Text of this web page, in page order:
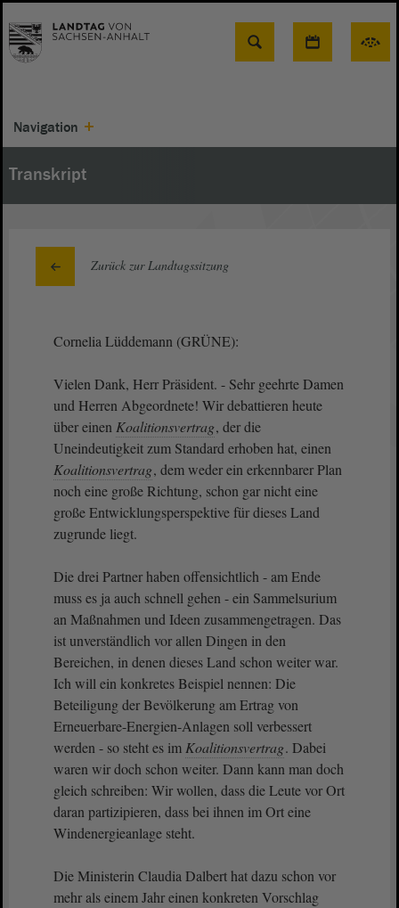
Suche
Navigation
Transkript
Zurück zur Landtagssitzung
Cornelia Lüddemann (GRÜNE):
Vielen Dank, Herr Präsident. - Sehr geehrte Damen
und Herren Abgeordnete! Wir debattieren heute
über einen Koalitionsvertrag, der die
Uneindeutigkeit zum Standard erhoben hat, einen
Koalitionsvertrag, dem weder ein erkennbarer Plan
noch eine große Richtung, schon gar nicht eine
große Entwicklungsperspektive für dieses Land
zugrunde liegt.
Die drei Partner haben offensichtlich - am Ende
muss es ja auch schnell gehen - ein Sammelsurium
an Maßnahmen und Ideen zusammengetragen. Das
ist unverständlich vor allen Dingen in den
Bereichen, in denen dieses Land schon weiter war.
Ich will ein konkretes Beispiel nennen: Die
Beteiligung der Bevölkerung am Ertrag von
Erneuerbare-Energien-Anlagen soll verbessert
werden - so steht es im Koalitionsvertrag. Dabei
waren wir doch schon weiter. Dann kann man doch
gleich schreiben: Wir wollen, dass die Leute vor Ort
daran partizipieren, dass bei ihnen im Ort eine
Windenergieanlage steht.
Die Ministerin Claudia Dalbert hat dazu schon vor
mehr als einem Jahr einen konkreten Vorschlag